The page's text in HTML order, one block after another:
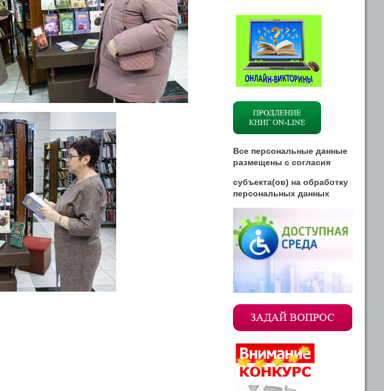
Все персональные данные
размещены с согласия
субъекта(ов) на обработку
персональных данных